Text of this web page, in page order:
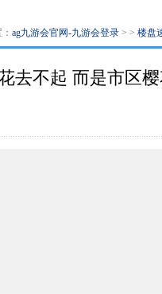
ag九游会官网-九游会登录 > > 楼盘
去不起 而是市区